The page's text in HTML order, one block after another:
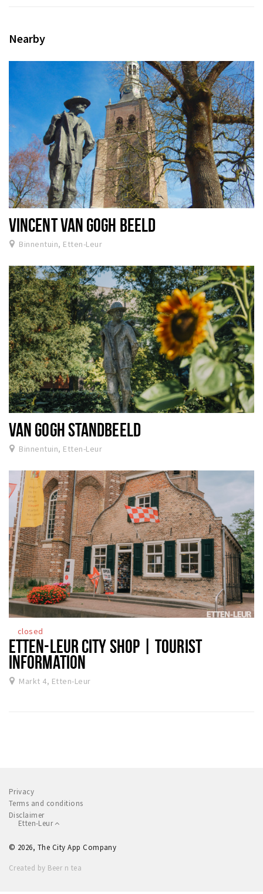
Nearby
VINCENT VAN GOGH BEELD
Binnentuin, Etten-Leur
VAN GOGH STANDBEELD
Binnentuin, Etten-Leur
closed
ETTEN-LEUR CITY SHOP | TOURIST
INFORMATION
Markt 4, Etten-Leur
Privacy
Terms and conditions
Disclaimer
Etten-Leur
© 2026, The City App Company
Created by Beer n tea